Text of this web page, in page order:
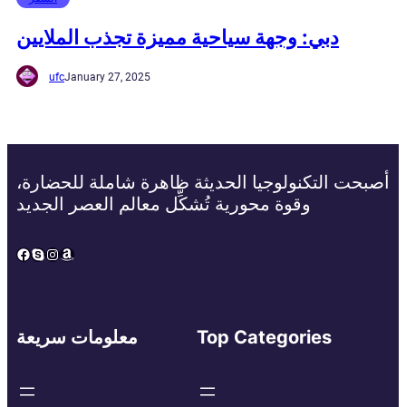
دبي: وجهة سياحية مميزة تجذب الملايين
ufcJanuary 27, 2025
أصبحت التكنولوجيا الحديثة ظاهرة شاملة للحضارة،
وقوة محورية تُشكِّل معالم العصر الجديد
Facebook
Skype
Instagram
Amazon
معلومات سريعة Top Categories